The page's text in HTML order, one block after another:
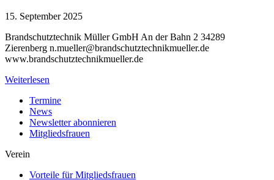
15. September 2025
Brandschutztechnik Müller GmbH An der Bahn 2 34289
Zierenberg n.mueller@brandschutztechnikmueller.de
www.brandschutztechnikmueller.de
Weiterlesen
Termine
News
Newsletter abonnieren
Mitgliedsfrauen
Verein
Vorteile für Mitgliedsfrauen